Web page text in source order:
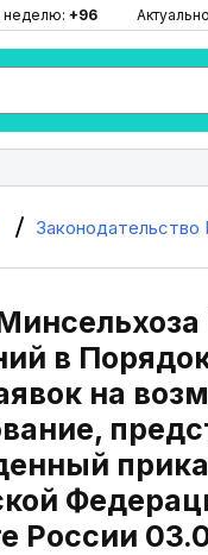
неделю: +96
в
на
России